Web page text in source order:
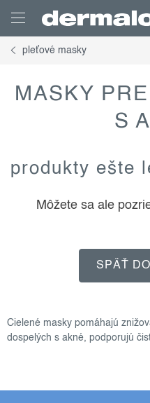
obsah
pleťové masky
MASKY
S
produkty ešte
Môžete sa ale
SPÄŤ
Cielené masky pomáhajú
dospelých s akné, podporujú